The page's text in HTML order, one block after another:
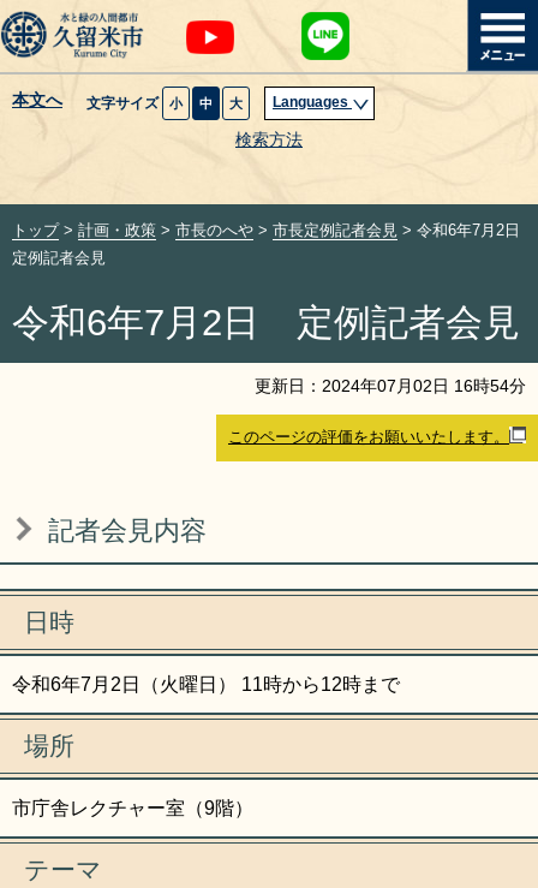
本文へ 文字サイズ 小 中 大 Languages
検索方法
暮らし・届出
健康・医療・福祉
観光魅力・イベント
サイトマップ
リンク集 利用ガイド
RSS
トップ> 計画・政策 > 市長のへや > 市長定例記者会見 > 令和6年7月2日
定例記者会見
令和6年7月2日 定例記者会見
更新日： 2024年07 月02日 16時54分
このページの評価をお願いいたします。
記者会見内容
日時
令和6年7月2日（火曜日） 11時から12時まで
場所
市庁舎レクチャー室（9階）
テーマ